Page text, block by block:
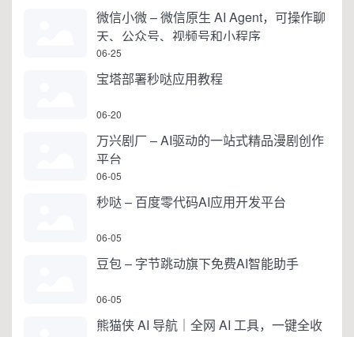
微信小微 – 微信原生 AI Agent，可操作聊
天、公众号、视频号和小程序
06-25
宝塔部署秒哒应用教程
06-20
万兴剧厂 – AI驱动的一站式精品漫剧创作
平台
06-05
秒哒 – 百度零代码AI应用开发平台
06-05
豆包 – 字节跳动旗下免费AI智能助手
06-05
熊猫侠 AI 导航｜全网 AI 工具，一键全收